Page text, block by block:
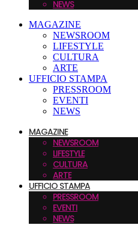
NEWS
MAGAZINE
NEWSROOM
LIFESTYLE
CULTURA
ARTE
UFFICIO STAMPA
PRESSROOM
EVENTI
NEWS
MAGAZINE
NEWSROOM
LIFESTYLE
CULTURA
ARTE
UFFICIO STAMPA
PRESSROOM
EVENTI
NEWS